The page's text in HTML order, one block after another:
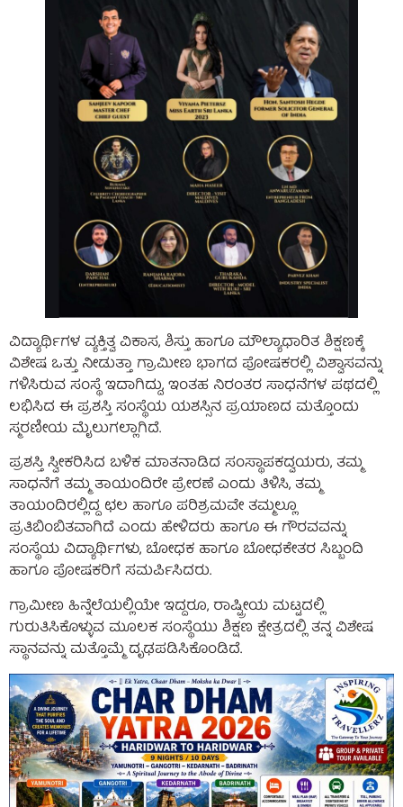
ವಿದ್ಯಾರ್ಥಿಗಳ ವ್ಯಕ್ತಿತ್ವ ವಿಕಾಸ, ಶಿಸ್ತು ಹಾಗೂ ಮೌಲ್ಯಾಧಾರಿತ ಶಿಕ್ಷಣಕ್ಕೆ
ವಿಶೇಷ ಒತ್ತು ನೀಡುತ್ತಾ ಗ್ರಾಮೀಣ ಭಾಗದ ಪೋಷಕರಲ್ಲಿ ವಿಶ್ವಾಸವನ್ನು
ಗಳಿಸಿರುವ ಸಂಸ್ಥೆ ಇದಾಗಿದ್ದು, ಇಂತಹ ನಿರಂತರ ಸಾಧನೆಗಳ ಪಥದಲ್ಲಿ
ಲಭಿಸಿದ ಈ ಪ್ರಶಸ್ತಿ ಸಂಸ್ಥೆಯ ಯಶಸ್ಸಿನ ಪ್ರಯಾಣದ ಮತ್ತೊಂದು
ಸ್ಮರಣೀಯ ಮೈಲುಗಲ್ಲಾಗಿದೆ.
ಪ್ರಶಸ್ತಿ ಸ್ವೀಕರಿಸಿದ ಬಳಿಕ ಮಾತನಾಡಿದ ಸಂಸ್ಥಾಪಕದ್ವಯರು, ತಮ್ಮ
ಸಾಧನೆಗೆ ತಮ್ಮ ತಾಯಂದಿರೇ ಪ್ರೇರಣೆ ಎಂದು ತಿಳಿಸಿ, ತಮ್ಮ
ತಾಯಂದಿರಲ್ಲಿದ್ದ ಛಲ ಹಾಗೂ ಪರಿಶ್ರಮವೇ ತಮ್ಮಲ್ಲೂ
ಪ್ರತಿಬಿಂಬಿತವಾಗಿದೆ ಎಂದು ಹೇಳಿದರು ಹಾಗೂ ಈ ಗೌರವವನ್ನು
ಸಂಸ್ಥೆಯ ವಿದ್ಯಾರ್ಥಿಗಳು, ಬೋಧಕ ಹಾಗೂ ಬೋಧಕೇತರ ಸಿಬ್ಬಂದಿ
ಹಾಗೂ ಪೋಷಕರಿಗೆ ಸಮರ್ಪಿಸಿದರು.
ಗ್ರಾಮೀಣ ಹಿನ್ನೆಲೆಯಲ್ಲಿಯೇ ಇದ್ದರೂ, ರಾಷ್ಟ್ರೀಯ ಮಟ್ಟದಲ್ಲಿ
ಗುರುತಿಸಿಕೊಳ್ಳುವ ಮೂಲಕ ಸಂಸ್ಥೆಯು ಶಿಕ್ಷಣ ಕ್ಷೇತ್ರದಲ್ಲಿ ತನ್ನ ವಿಶೇಷ
ಸ್ಥಾನವನ್ನು ಮತ್ತೊಮ್ಮೆ ದೃಢಪಡಿಸಿಕೊಂಡಿದೆ.